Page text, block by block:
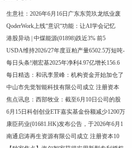
生意社：2026年6月16日广东东莞玖龙纸业废
QoderWork上线“意识“功能：让AI学会记忆
港股异动 | 中煤能源(01898)跌近3% 前5
USDA维持2026/27年度豆粕产量6502.5万短吨-
每日头条!潮宏基2025年净利4.97亿增长156.6
每日精选：和讯李景峰：机构资金开始加仓了
中山市先觉智能科技有限公司成立 注册资本
焦点讯息：西部牧业：截至6月10日公司的股
6月15日科创创业ETF嘉实基金份额减少1200万
康臣药业(01681.HK)发布公告，于2026年6月1
南通启涛再生资源有限公司成立 注册资本10